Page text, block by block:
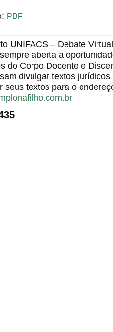
PDF
UNIFACS – Debate
aberta a
do Corpo Docente e
divulgar textos
seus textos para o